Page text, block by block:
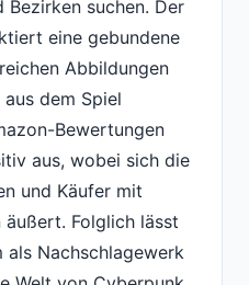
Bezirken suchen. Der
eine gebundene
Abbildungen
dem Spiel
Bewertungen
aus, wobei sich die
und Käufer mit
Folglich lässt
als Nachschlagewerk